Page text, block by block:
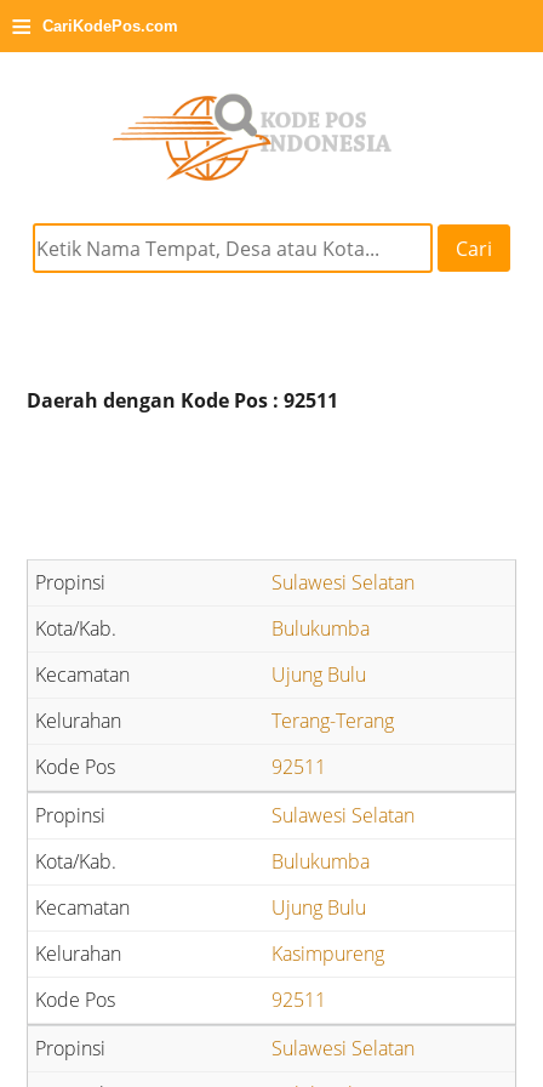
≡ CariKodePos.com
Cari
Daerah dengan Kode Pos : 92511
Sulawesi Selatan
Bulukumba
Ujung Bulu
Terang-Terang
92511
Sulawesi Selatan
Bulukumba
Ujung Bulu
Kasimpureng
92511
Sulawesi Selatan